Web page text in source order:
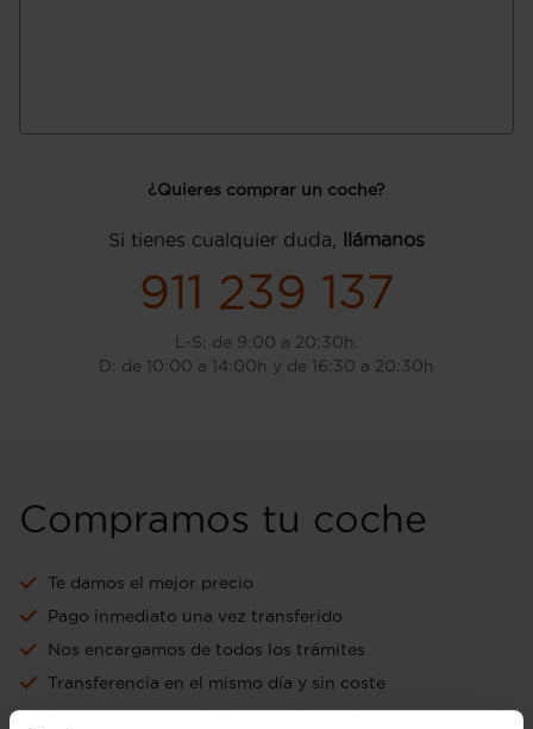
¿Quieres comprar un coche?
Si tienes cualquier duda, llámanos
911 239 137
L-S: de 9:00 a 20:30h.
D: de 10:00 a 14:00h y de 16:30 a 20:30h
Compramos tu coche
Te damos el mejor precio
Pago inmediato una vez transferido
Nos encargamos de todos los trámites
Transferencia en el mismo día y sin coste
Aceptamos tu vehículo como forma de pago